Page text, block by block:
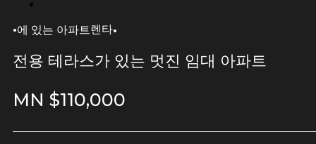
·에 있는 아파트렌타·
전용 테라스가 있는 멋진 임대 아파트
MN $110,000